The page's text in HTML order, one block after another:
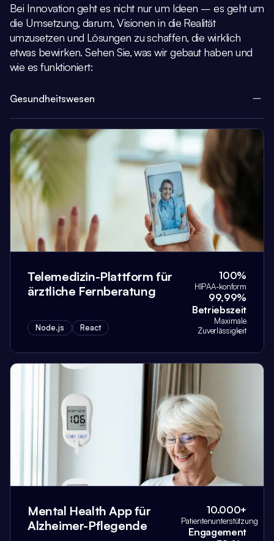
Bei Innovation geht es nicht nur um Ideen – es geht um
die Umsetzung, darum,Visionen in die Realität
umzusetzen und Lösungen zu schaffen, die wirklich
etwas bewirken.Sehen Sie, was wir gebaut haben und
wie es funktioniert:
Gesundheitswesen
Telemedizin-Plattform für
ärztliche Fernberatung
Node.js React
100%
HIPAA-konform
99,99%
Betriebszeit
Maximale
Zuverlässigkeit
Mental Health App für
Alzheimer-Pflegende
10.000+
Patientenunterstützung
Engagement